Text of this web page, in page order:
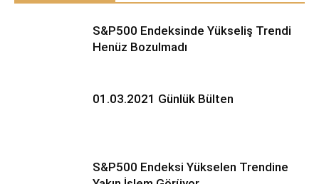
S&P500 Endeksinde Yükseliş Trendi
Henüz Bozulmadı
01.03.2021 Günlük Bülten
S&P500 Endeksi Yükselen Trendine